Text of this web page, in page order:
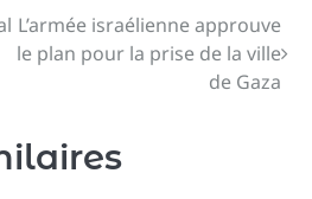
L’armée israélienne approuve
le plan pour la prise de la ville
de Gaza